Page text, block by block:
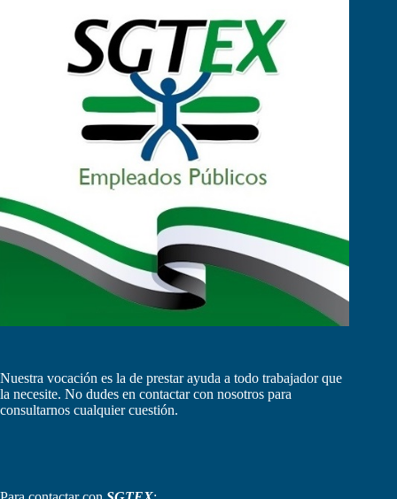
Nuestra vocación es la de prestar ayuda a todo trabajador que
la necesite. No dudes en contactar con nosotros para
consultarnos cualquier cuestión.